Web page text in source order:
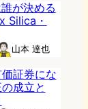
が決める
Silica・
山本 達也
価証券にな
成立と